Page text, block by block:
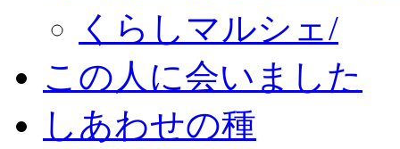
くらしマルシェ/
この人に会いました
しあわせの種